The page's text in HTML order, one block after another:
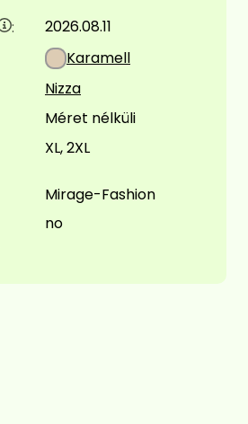
:
2026.08.11
Karamell
Nizza
Méret nélküli
XL, 2XL
Mirage-Fashion
no